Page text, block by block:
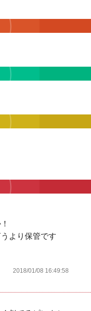
より保管です
2018/01/08 16:49:58